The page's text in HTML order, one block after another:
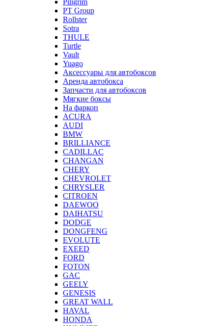
Piligrim
PT Group
Rollster
Sotra
THULE
Turtle
Vault
Yuago
Аксессуары для автобоксов
Аренда автобокса
Запчасти для автобоксов
Мягкие боксы
На фаркоп
ACURA
AUDI
BMW
BRILLIANCE
CADILLAC
CHANGAN
CHERY
CHEVROLET
CHRYSLER
CITROEN
DAEWOO
DAIHATSU
DODGE
DONGFENG
EVOLUTE
EXEED
FORD
FOTON
GAC
GEELY
GENESIS
GREAT WALL
HAVAL
HONDA